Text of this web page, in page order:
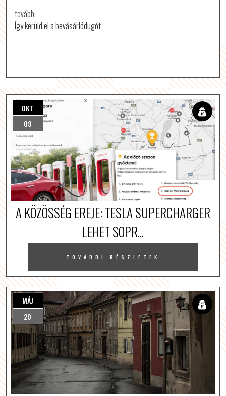
tovább:
Így kerüld el a bevásárlódugót
OKT
09
A KÖZÖSSÉG EREJE: TESLA SUPERCHARGER
LEHET SOPR...
TOVÁBBI RÉSZLETEK
MÁJ
20